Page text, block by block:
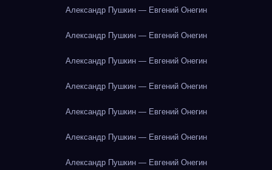
Александр Пушкин — Евгений Онегин
Александр Пушкин — Евгений Онегин
Александр Пушкин — Евгений Онегин
Александр Пушкин — Евгений Онегин
Александр Пушкин — Евгений Онегин
Александр Пушкин — Евгений Онегин
Александр Пушкин — Евгений Онегин